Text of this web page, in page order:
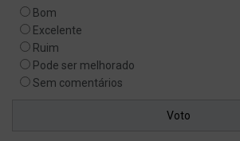
Bom
Excelente
Ruim
Pode ser melhorado
Sem comentários